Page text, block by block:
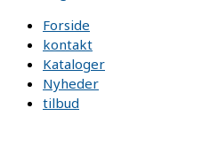
Forside
kontakt
Kataloger
Nyheder
tilbud